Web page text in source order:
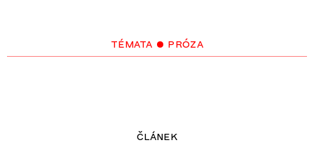
témata • próza
článek